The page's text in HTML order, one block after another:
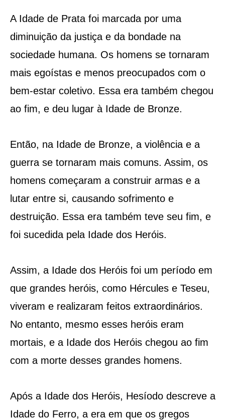
A Idade de Prata foi marcada por uma
diminuição da justiça e da bondade na
sociedade humana. Os homens se tornaram
mais egoístas e menos preocupados com o
bem-estar coletivo. Essa era também chegou
ao fim, e deu lugar à Idade de Bronze.
Então, na Idade de Bronze, a violência e a
guerra se tornaram mais comuns. Assim, os
homens começaram a construir armas e a
lutar entre si, causando sofrimento e
destruição. Essa era também teve seu fim, e
foi sucedida pela Idade dos Heróis.
Assim, a Idade dos Heróis foi um período em
que grandes heróis, como Hércules e Teseu,
viveram e realizaram feitos extraordinários.
No entanto, mesmo esses heróis eram
mortais, e a Idade dos Heróis chegou ao fim
com a morte desses grandes homens.
Após a Idade dos Heróis, Hesíodo descreve a
Idade do Ferro, a era em que os gregos